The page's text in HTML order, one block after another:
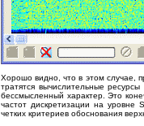
Хорошо видно, что в этом случае,
тратятся вычислительные
бессмысленный характер. Это
частот дискретизации на уровне
четких критериев обоснования